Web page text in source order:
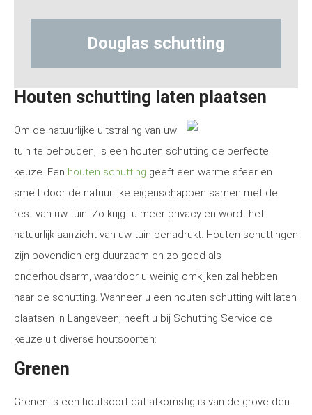
Douglas schutting
Houten schutting laten plaatsen
Om de natuurlijke uitstraling van uw
tuin te behouden, is een houten schutting de perfecte
keuze. Een houten schutting geeft een warme sfeer en
smelt door de natuurlijke eigenschappen samen met de
rest van uw tuin. Zo krijgt u meer privacy en wordt het
natuurlijk aanzicht van uw tuin benadrukt. Houten schuttingen
zijn bovendien erg duurzaam en zo goed als
onderhoudsarm, waardoor u weinig omkijken zal hebben
naar de schutting. Wanneer u een houten schutting wilt laten
plaatsen in Langeveen, heeft u bij Schutting Service de
keuze uit diverse houtsoorten:
Grenen
Grenen is een houtsoort dat afkomstig is van de grove den.